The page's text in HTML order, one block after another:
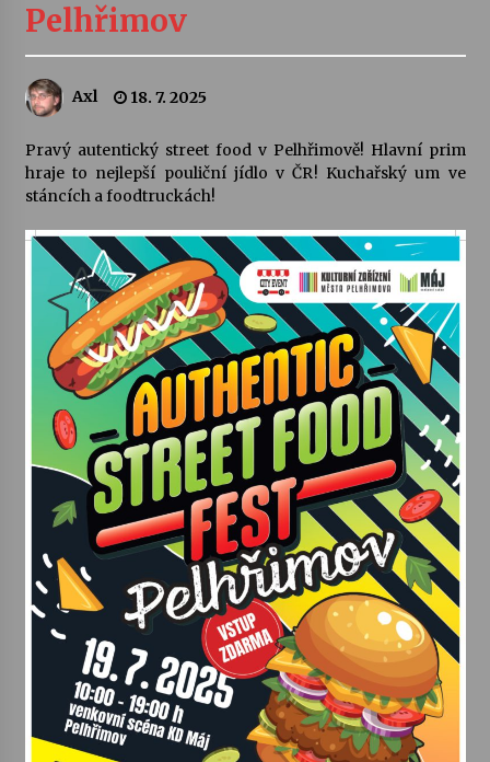
kapkou
Veselí muzikanti
Pozvánka na integrační festival Quijotova
28. 7. 2026
Letní koncerty ve Stromovce: Kolchoz a
Jenakaši
28. 7. 2026
Votavžatský ploty
23. 7. 2026
Letní koncerty ve Stromovce: Rufus Miller
22. 7. 2026
Vysočinka
17. 7. 2026
Ozvěny prázdnin
14. 7. 2026
Pelhřimov
Axl 18. 7. 2025
Pravý autentický street food v Pelhřimově! Hlavní prim
hraje to nejlepší pouliční jídlo v ČR! Kuchařský um ve
stáncích a foodtruckách!